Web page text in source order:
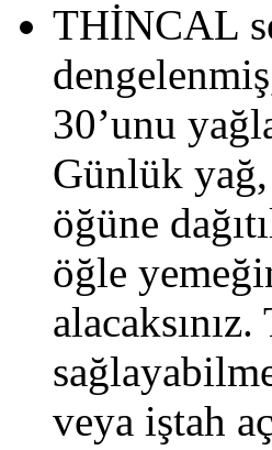
THİNCAL
30’unu
Günlük yağ,
öğüne
öğle
veya iştah